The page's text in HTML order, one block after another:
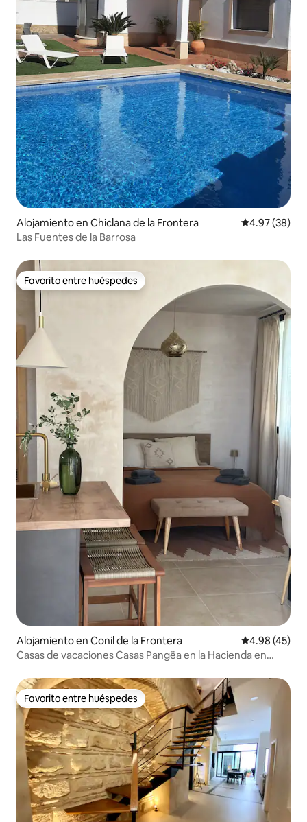
Alojamiento en Chiclana de la Frontera Calificación
4.97 (38)
Las Fuentes de la Barrosa
Favorito entre huéspedes
Favorito entre huéspedes
Alojamiento en Conil de la Frontera Calificación
4.98 (45)
Casas de vacaciones Casas Pangëa en la Hacienda en
Favorito entre huéspedes
Favorito entre huéspedes